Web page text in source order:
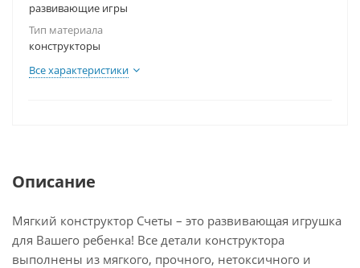
развивающие игры
Тип материала
конструкторы
Все характеристики
Описание
Мягкий конструктор Счеты – это развивающая игрушка
для Вашего ребенка! Все детали конструктора
выполнены из мягкого, прочного, нетоксичного и